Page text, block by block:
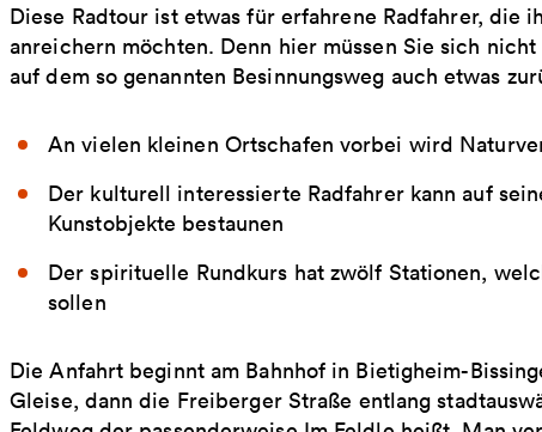
Diese Radtour ist etwas für erfahrene Radfahrer, die
anreichern möchten. Denn hier müssen Sie sich
auf dem so genannten Besinnungsweg auch etwas
An vielen kleinen Ortschafen vorbei wird
Der kulturell interessierte Radfahrer kann auf
Kunstobjekte bestaunen
Der spirituelle Rundkurs hat zwölf Stationen,
sollen
Die Anfahrt beginnt am Bahnhof in Bietigheim-
Gleise, dann die Freiberger Straße entlang